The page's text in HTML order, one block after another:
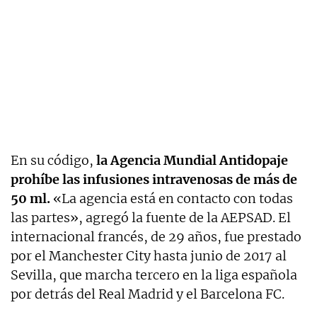
En su código, la Agencia Mundial Antidopaje
prohíbe las infusiones intravenosas de más de
50 ml. «La agencia está en contacto con todas
las partes», agregó la fuente de la AEPSAD. El
internacional francés, de 29 años, fue prestado
por el Manchester City hasta junio de 2017 al
Sevilla, que marcha tercero en la liga española
por detrás del Real Madrid y el Barcelona FC.